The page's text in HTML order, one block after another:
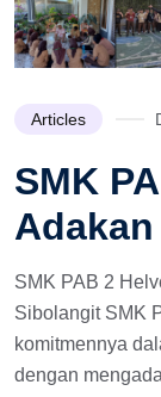
Articles
SMK
SMK PAB 2
Sibolangit SMK
komitmennya
dengan